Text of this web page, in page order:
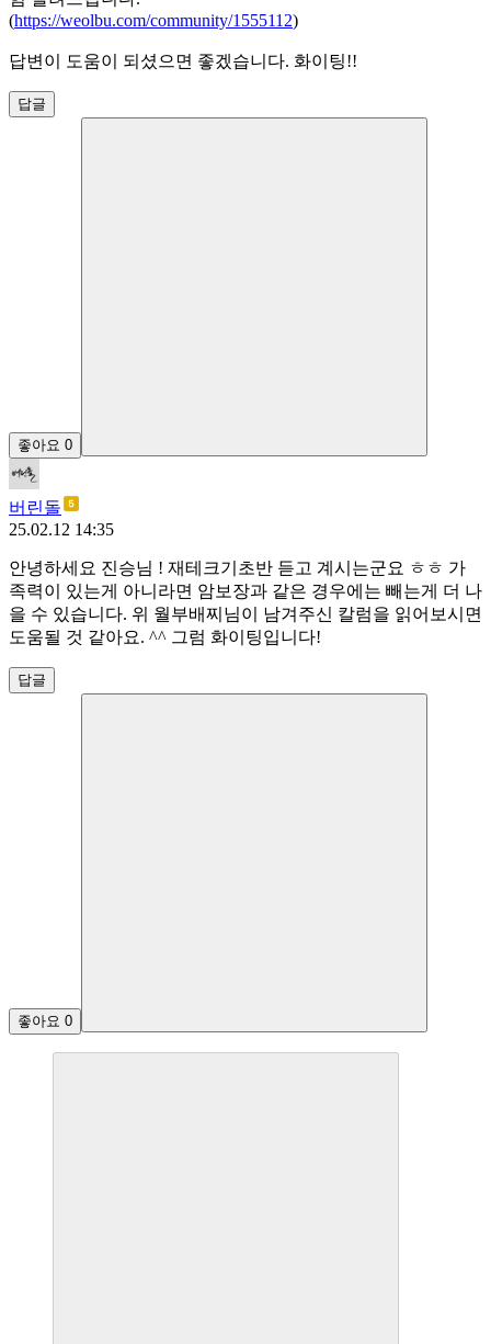
(https://weolbu.com/community/1555112)
답변이 도움이 되셨으면 좋겠습니다. 화이팅!!
답글
좋아요 0
버린돌
25.02.12 14:35
안녕하세요 진승님 ! 재테크기초반 듣고 계시는군요 ㅎㅎ 가
족력이 있는게 아니라면 암보장과 같은 경우에는 빼는게 더 나
을 수 있습니다. 위 월부배찌님이 남겨주신 칼럼을 읽어보시면
도움될 것 같아요. ^^ 그럼 화이팅입니다!
답글
좋아요 0